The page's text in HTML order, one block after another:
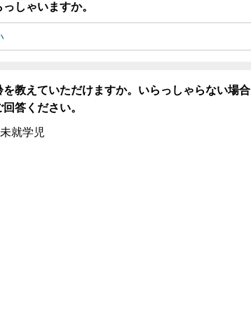
しゃいますか。
を教えていただけますか。いらっしゃらない場合
回答ください。
就学児